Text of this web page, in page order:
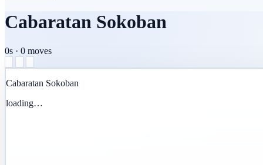
Cabaratan Sokoban
0s · 0 moves
Cabaratan Sokoban
loading…